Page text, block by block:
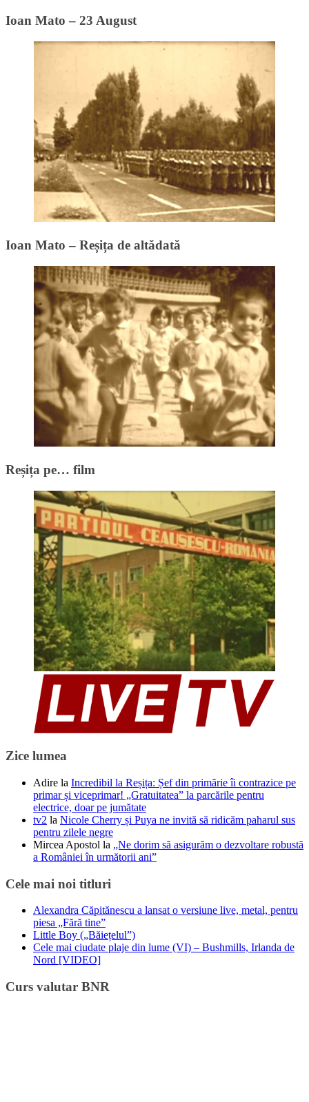
Ioan Mato – 23 August
Ioan Mato – Reșița de altădată
Reșița pe… film
Zice lumea
Adire la Incredibil la Reșița: Șef din primărie îi contrazice pe
primar și viceprimar! „Gratuitatea” la parcările pentru
electrice, doar pe jumătate
tv2 la Nicole Cherry și Puya ne invită să ridicăm paharul sus
pentru zilele negre
Mircea Apostol la „Ne dorim să asigurăm o dezvoltare robustă
a României în următorii ani”
Cele mai noi titluri
Alexandra Căpitănescu a lansat o versiune live, metal, pentru
piesa „Fără tine”
Little Boy („Băiețelul”)
Cele mai ciudate plaje din lume (VI) – Bushmills, Irlanda de
Nord [VIDEO]
Curs valutar BNR